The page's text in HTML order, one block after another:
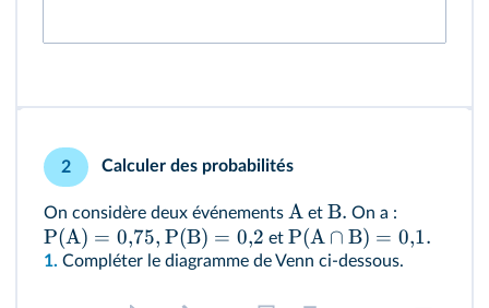
2 Calculer des probabilités
On considère deux événements A et B. On a :
P(A) = 0,75, P(B) = 0,2 et P(A ∩ B) = 0,1.
1. Compléter le diagramme de Venn ci-dessous.